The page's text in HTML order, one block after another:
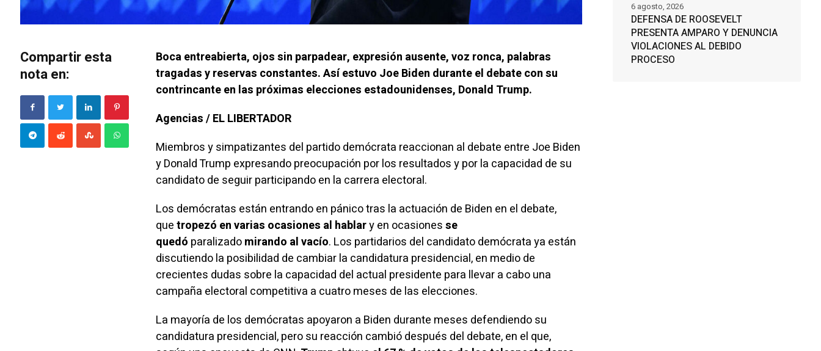
Compartir esta
nota en:
Boca entreabierta, ojos sin parpadear, expresión ausente, voz ronca, palabras
tragadas y reservas constantes. Así estuvo Joe Biden durante el debate con su
contrincante en las próximas elecciones estadounidenses, Donald Trump.
Agencias / EL LIBERTADOR
Miembros y simpatizantes del partido demócrata reaccionan al debate entre Joe Biden
y Donald Trump expresando preocupación por los resultados y por la capacidad de su
candidato de seguir participando en la carrera electoral.
Los demócratas están entrando en pánico tras la actuación de Biden en el debate,
quetropezó en varias ocasiones al hablary en ocasionesse
quedó paralizadomirando al vacío. Los partidarios del candidato demócrata ya están
discutiendo la posibilidad de cambiar la candidatura presidencial, en medio de
crecientes dudas sobre la capacidad del actual presidente para llevar a cabo una
campaña electoral competitiva a cuatro meses de las elecciones.
La mayoría de los demócratas apoyaron a Biden durante meses defendiendo su
candidatura presidencial, pero su reacción cambió después del debate, en el que,
DEFENSA DE ROOSEVELT
PRESENTA AMPARO Y DENUNCIA
VIOLACIONES AL DEBIDO
PROCESO
6 agosto, 2026